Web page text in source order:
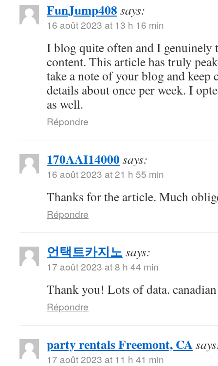
FunJump408 says:
16 août 2023 at 13 h 16 min
I blog quite often and I genuinely
content. This article has truly
take a note of your blog and keep
details about once per week. I
as well.
Répondre
170AAI14000says:
16 août 2023 at 21 h 55 min
Thanks for the article. Much
Répondre
언택트카지노says:
17 août 2023 at 8 h 44 min
Thank you! Lots of data.
Répondre
party rentals Freemont, CA
17 août 2023 at 11 h 41 min